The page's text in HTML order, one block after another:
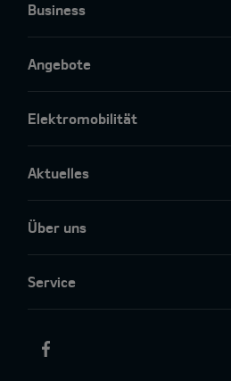
Business
Angebote
Elektromobilität
Aktuelles
Über uns
Service